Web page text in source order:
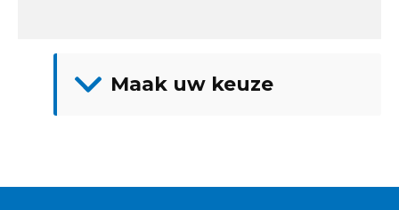
Maak uw keuze
Knaus